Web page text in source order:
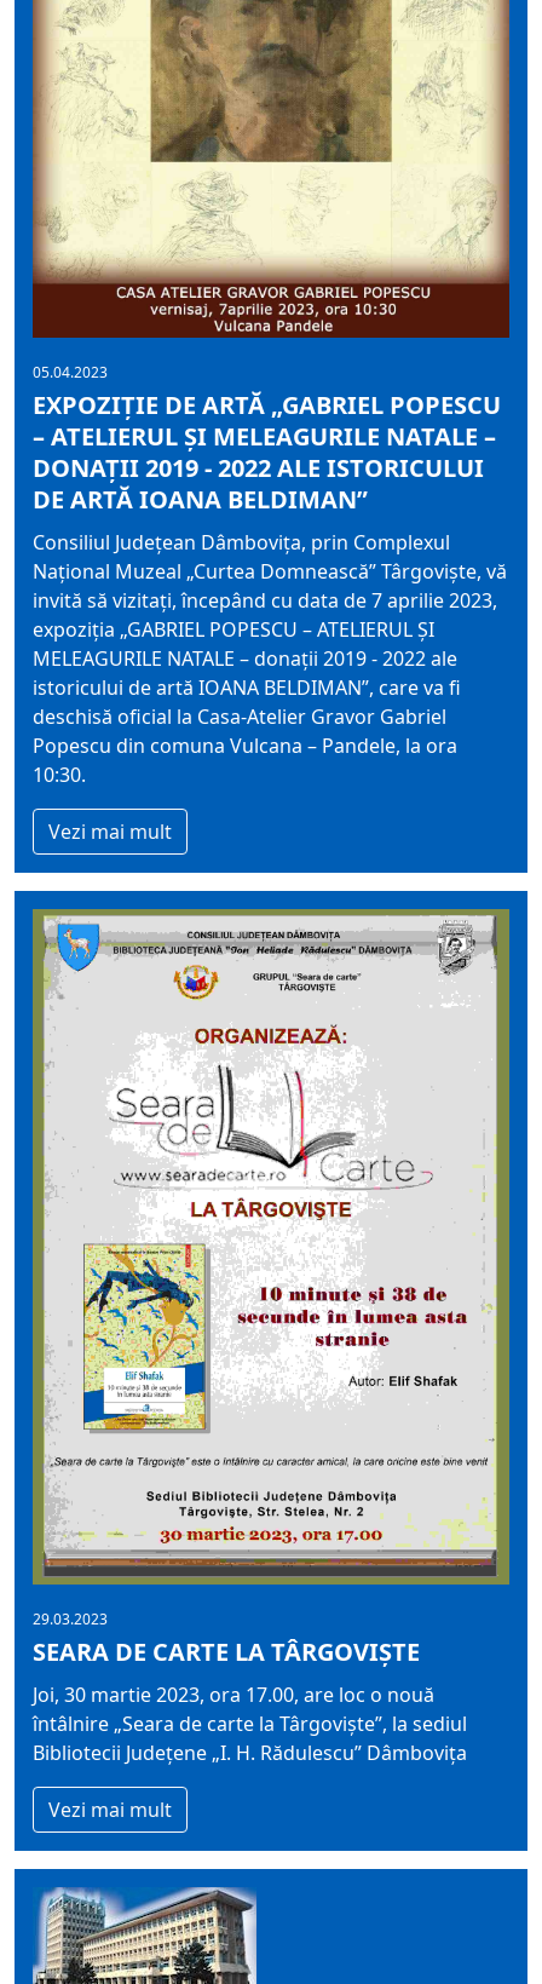
05.04.2023
EXPOZIȚIE DE ARTĂ „GABRIEL POPESCU
– ATELIERUL ȘI MELEAGURILE NATALE –
DONAȚII 2019 - 2022 ALE ISTORICULUI
DE ARTĂ IOANA BELDIMAN”
Consiliul Județean Dâmbovița, prin Complexul
Național Muzeal „Curtea Domnească” Târgoviște, vă
invită să vizitați, începând cu data de 7 aprilie 2023,
expoziţia „GABRIEL POPESCU – ATELIERUL ȘI
MELEAGURILE NATALE – donații 2019 - 2022 ale
istoricului de artă IOANA BELDIMAN”, care va fi
deschisă oficial la Casa-Atelier Gravor Gabriel
Popescu din comuna Vulcana – Pandele, la ora
10:30.
Vezi mai mult
29.03.2023
SEARA DE CARTE LA TÂRGOVIŞTE
Joi, 30 martie 2023, ora 17.00, are loc o nouă
întâlnire „Seara de carte la Târgovişte”, la sediul
Bibliotecii Judeţene „I. H. Rădulescu” Dâmboviţa
Vezi mai mult